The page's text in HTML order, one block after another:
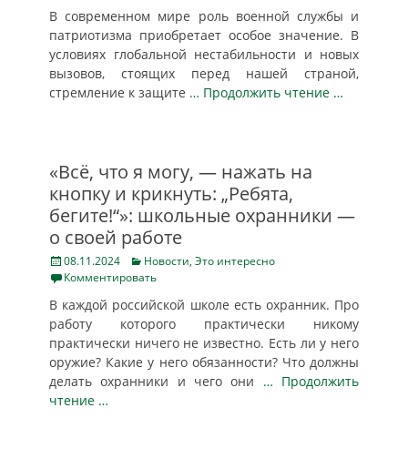
В современном мире роль военной службы и
патриотизма приобретает особое значение. В
условиях глобальной нестабильности и новых
вызовов, стоящих перед нашей страной,
стремление к защите … Продолжить чтение …
«Всё, что я могу, — нажать на
кнопку и крикнуть: „Ребята,
бегите!“»: школьные охранники —
о своей работе
Posted
on
08.11.2024 Categories
Новости, Это интересно
Комментировать
В каждой российской школе есть охранник. Про
работу которого практически никому
практически ничего не известно. Есть ли у него
оружие? Какие у него обязанности? Что должны
делать охранники и чего они … Продолжить
чтение …